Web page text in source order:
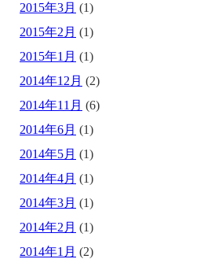
2015年3月 (1)
2015年2月 (1)
2015年1月 (1)
2014年12月 (2)
2014年11月 (6)
2014年6月 (1)
2014年5月 (1)
2014年4月 (1)
2014年3月 (1)
2014年2月 (1)
2014年1月 (2)